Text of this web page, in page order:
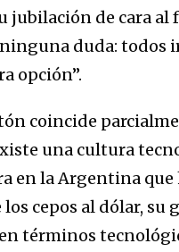
jubilación de cara al
duda: todos
opción”.
coincide
una cultura
en la Argentina que
los cepos al dólar, su
términos